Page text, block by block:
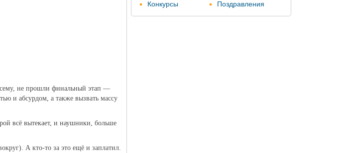
не прошли финальный этап —
и абсурдом, а также вызвать массу
всё вытекает, и наушники, больше
А кто-то за это ещё и заплатил.
Конкурсы
Поздравления